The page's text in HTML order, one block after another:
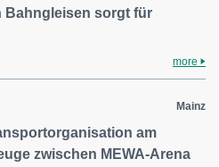
Bahngleisen sorgt für
more
Mainz
am
zwischen MEWA-Arena